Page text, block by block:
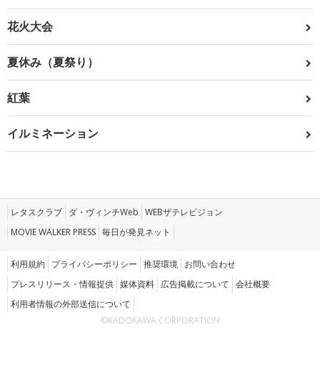
花火大会
夏休み（夏祭り）
紅葉
イルミネーション
レタスクラブ ダ・ヴィンチWeb WEBザテレビジョン
MOVIE WALKER PRESS 毎日が発見ネット
利用規約 プライバシーポリシー 推奨環境 お問い合わせ
プレスリリース・情報提供 媒体資料 広告掲載について 会社概要
利用者情報の外部送信について
©KADOKAWA CORPORATION